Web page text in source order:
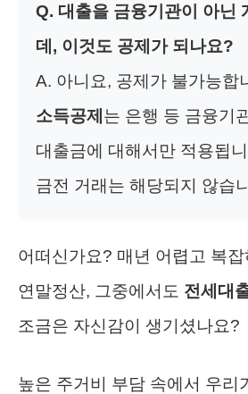
Q. 대출을 금융기관이 아닌
데, 이것도 공제가 되나요?
A. 아니요, 공제가 불가능합
소득공제 는 은행 등 금융기
대출금에 대해서만 적용됩
금전 거래는 해당되지 않습
어떠신가요? 매년 어렵고 복
연말정산, 그중에서도 전세대
조금은 자신감이 생기셨나요?
높은 주거비 부담 속에서 우리